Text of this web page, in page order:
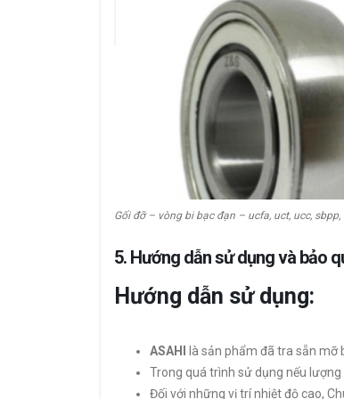
Gối đỡ – vòng bi bạc đạn – ucfa, uct, ucc, sbpp,
5. Hướng dẫn sử dụng và bảo
Hướng dẫn sử dụng:
ASAHI là sản phẩm đã tra sẵn mỡ
Trong quá trình sử dụng nếu
Đối với những vị trí nhiệt độ cao,